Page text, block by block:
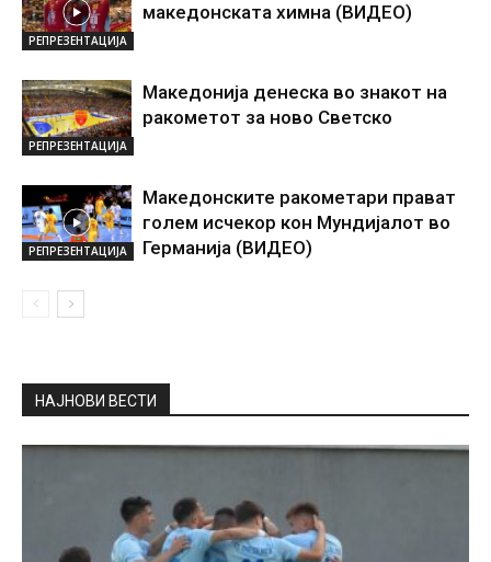
РЕПРЕЗЕНТАЦИЈА
македонската химна (ВИДЕО)
РЕПРЕЗЕНТАЦИЈА
Македонија денеска во знакот на
ракометот за ново Светско
РЕПРЕЗЕНТАЦИЈА
Македонските ракометари прават
голем исчекор кон Мундијалот во
Германија (ВИДЕО)
НАЈНОВИ ВЕСТИ